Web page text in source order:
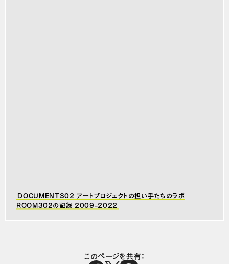
DOCUMENT302 アートプロジェクトの担い手たちのラボ
ROOM302の記録 2009-2022
このページを共有：